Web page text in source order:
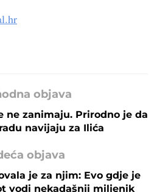
objava
ne zanimaju. Prirodno je da
navijaju za Ilića
objava
je za njim: Evo gdje je
vodi nekadašnji miljenik